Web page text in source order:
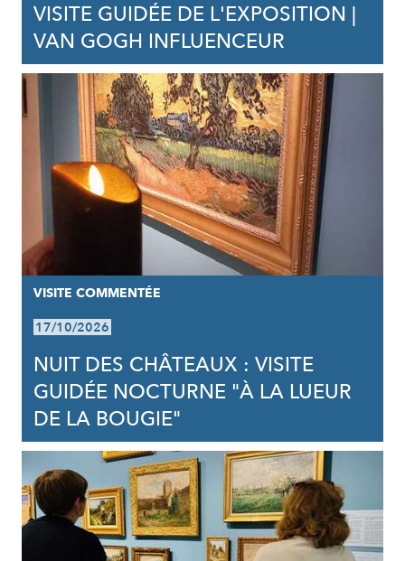
VISITE GUIDÉE DE L'EXPOSITION |
VAN GOGH INFLUENCEUR
VISITE COMMENTÉE
17/10/2026
NUIT DES CHÂTEAUX : VISITE
GUIDÉE NOCTURNE "À LA LUEUR
DE LA BOUGIE"